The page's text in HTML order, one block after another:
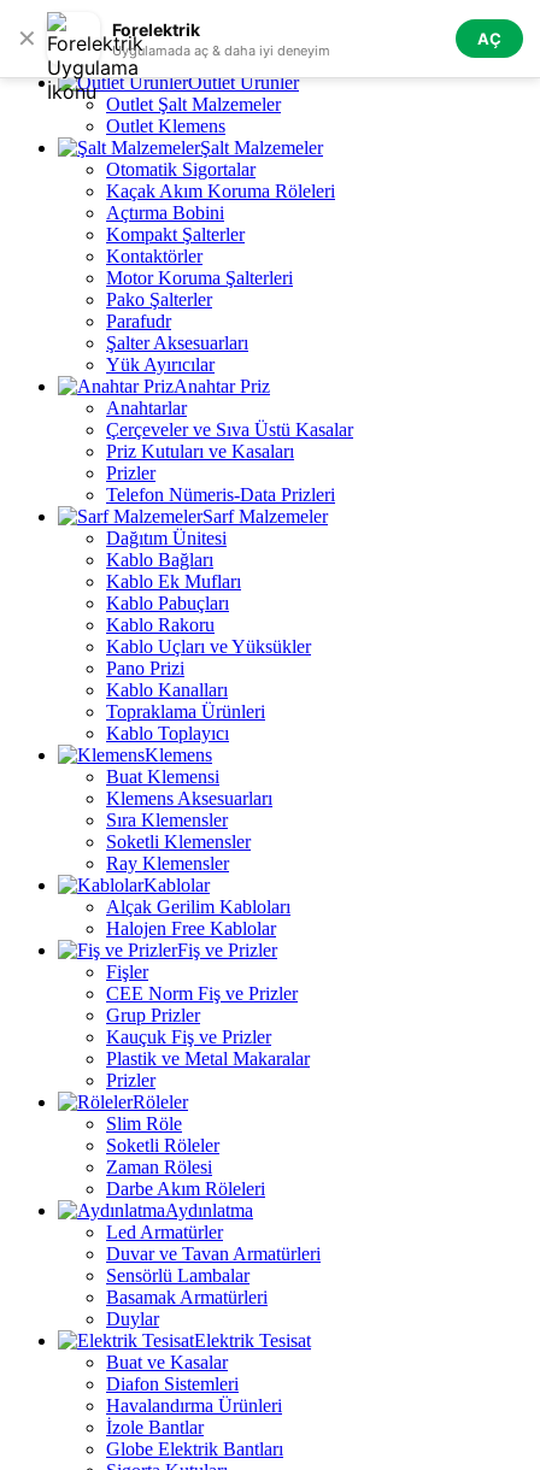
✕ Forelektrik
Uygulamada aç & daha iyi deneyim
AÇ
Skip to navigation Skip to main content
Tüm Kategoriler
Outlet Ürünler
Outlet Şalt Malzemeler
Outlet Klemens
Şalt Malzemeler
Otomatik Sigortalar
Kaçak Akım Koruma Röleleri
Açtırma Bobini
Kompakt Şalterler
Kontaktörler
Motor Koruma Şalterleri
Pako Şalterler
Parafudr
Şalter Aksesuarları
Yük Ayırıcılar
Anahtar Priz
Anahtarlar
Çerçeveler ve Sıva Üstü Kasalar
Priz Kutuları ve Kasaları
Prizler
Telefon Nümeris-Data Prizleri
Sarf Malzemeler
Dağıtım Ünitesi
Kablo Bağları
Kablo Ek Mufları
Kablo Pabuçları
Kablo Rakoru
Kablo Uçları ve Yüksükler
Pano Prizi
Kablo Kanalları
Topraklama Ürünleri
Kablo Toplayıcı
Klemens
Buat Klemensi
Klemens Aksesuarları
Sıra Klemensler
Soketli Klemensler
Ray Klemensler
Kablolar
Alçak Gerilim Kabloları
Halojen Free Kablolar
Fiş ve Prizler
Fişler
CEE Norm Fiş ve Prizler
Grup Prizler
Kauçuk Fiş ve Prizler
Plastik ve Metal Makaralar
Prizler
Röleler
Slim Röle
Soketli Röleler
Zaman Rölesi
Darbe Akım Röleleri
Aydınlatma
Led Armatürler
Duvar ve Tavan Armatürleri
Sensörlü Lambalar
Basamak Armatürleri
Duylar
Elektrik Tesisat
Buat ve Kasalar
Diafon Sistemleri
Havalandırma Ürünleri
İzole Bantlar
Globe Elektrik Bantları